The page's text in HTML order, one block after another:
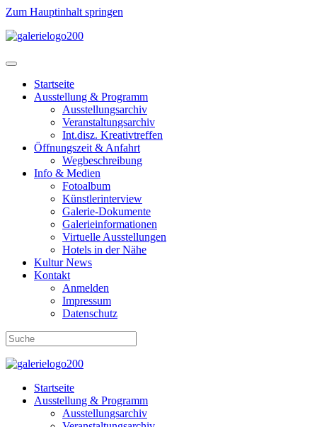
Zum Hauptinhalt springen
Startseite
Ausstellung & Programm
Ausstellungsarchiv
Veranstaltungsarchiv
Int.disz. Kreativtreffen
Öffnungszeit & Anfahrt
Wegbeschreibung
Info & Medien
Fotoalbum
Künstlerinterview
Galerie-Dokumente
Galerieinformationen
Virtuelle Ausstellungen
Hotels in der Nähe
Kultur News
Kontakt
Anmelden
Impressum
Datenschutz
Startseite
Ausstellung & Programm
Ausstellungsarchiv